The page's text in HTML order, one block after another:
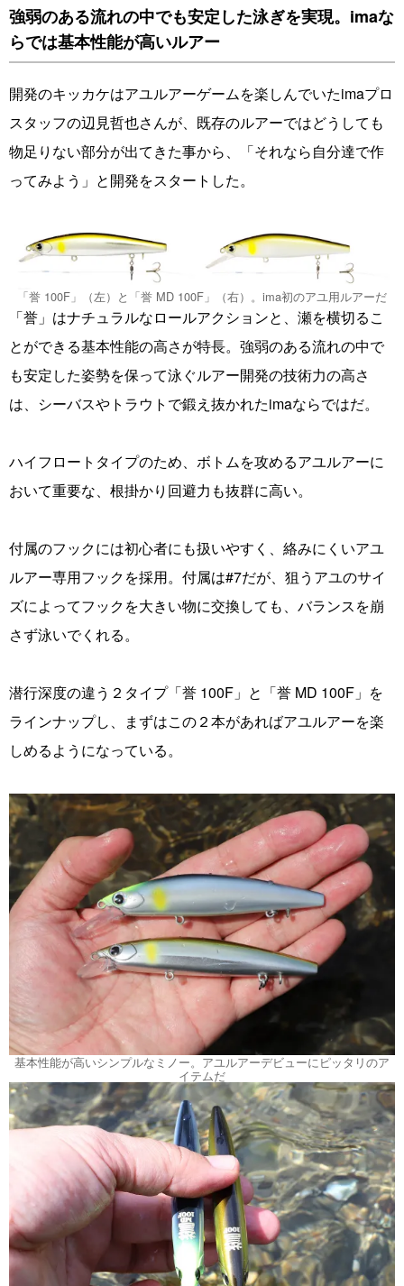
強弱のある流れの中でも安定した泳ぎを実現。imaな
らでは基本性能が高いルアー
開発のキッカケはアユルアーゲームを楽しんでいたimaプロ
スタッフの辺見哲也さんが、既存のルアーではどうしても
物足りない部分が出てきた事から、「それなら自分達で作
ってみよう」と開発をスタートした。
「誉 100F」（左）と「誉 MD 100F」（右）。ima初のアユ用ルアーだ
「誉」はナチュラルなロールアクションと、瀬を横切るこ
とができる基本性能の高さが特長。強弱のある流れの中で
も安定した姿勢を保って泳ぐルアー開発の技術力の高さ
は、シーバスやトラウトで鍛え抜かれたimaならではだ。
ハイフロートタイプのため、ボトムを攻めるアユルアーに
おいて重要な、根掛かり回避力も抜群に高い。
付属のフックには初心者にも扱いやすく、絡みにくいアユ
ルアー専用フックを採用。付属は#7だが、狙うアユのサイ
ズによってフックを大きい物に交換しても、バランスを崩
さず泳いでくれる。
潜行深度の違う２タイプ「誉 100F」と「誉 MD 100F」を
ラインナップし、まずはこの２本があればアユルアーを楽
しめるようになっている。
基本性能が高いシンプルなミノー。アユルアーデビューにピッタリのア
イテムだ